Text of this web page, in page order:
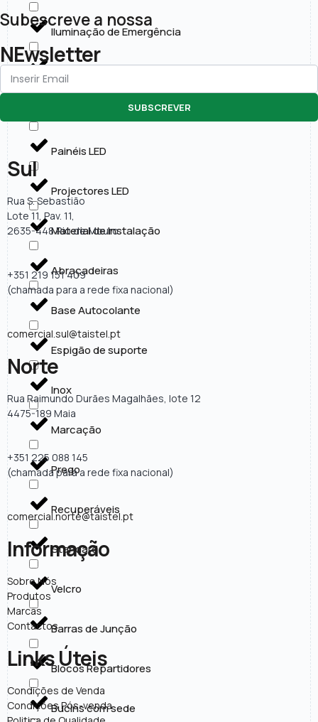
Iluminação de Emergência
Iluminação Exterior
Painéis LED
Projectores LED
Material de Instalação
Abraçadeiras
Base Autocolante
Espigão de suporte
Inox
Marcação
Prego
Recuperáveis
Standard
Velcro
Barras de Junção
Blocos Repartidores
Bucins com sede
Subescreve a nossa
NEwsletter
SUBSCREVER
Sul
Rua S. Sebastião
Lote 11, Pav. 11,
2635-448 Rio de Mouro
+351 219 151 409
(chamada para a rede fixa nacional)
comercial.sul@taistel.pt
Norte
Rua Raimundo Durães Magalhães, lote 12
4475-189 Maia
+351 225 088 145
(chamada para a rede fixa nacional)
comercial.norte@taistel.pt
Informação
Sobre Nós
Produtos
Marcas
Contactos
Links Úteis
Condições de Venda
Condições Pós-venda